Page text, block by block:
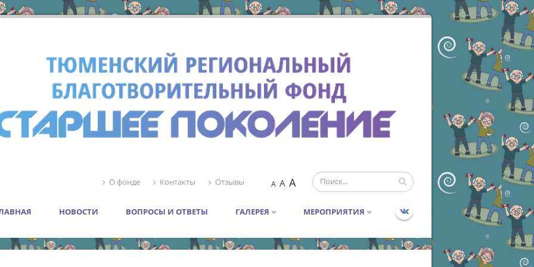
О фонде Контакты Отзывы A A A
НОВОСТИ ВОПРОСЫ И ОТВЕТЫ ГАЛЕРЕЯ МЕРОПРИЯТИЯ